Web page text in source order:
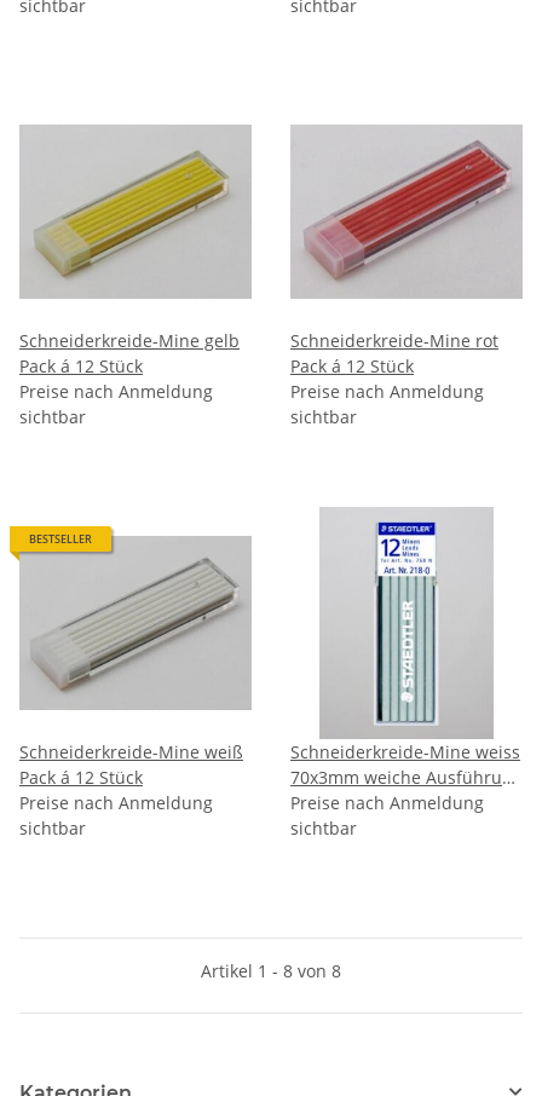
sichtbar
sichtbar
Schneiderkreide-Mine gelb
Pack á 12 Stück
Preise nach Anmeldung
sichtbar
Schneiderkreide-Mine rot
Pack á 12 Stück
Preise nach Anmeldung
sichtbar
BESTSELLER
Schneiderkreide-Mine weiß
Pack á 12 Stück
Preise nach Anmeldung
sichtbar
Schneiderkreide-Mine weiss
70x3mm weiche Ausführung
Pack á 12 Stück
Preise nach Anmeldung
sichtbar
Artikel 1 - 8 von 8